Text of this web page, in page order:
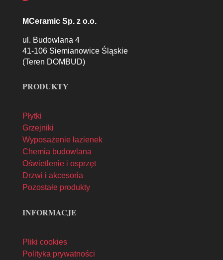
MCeramic Sp. z o.o.
ul. Budowlana 4
41-106 Siemianowice Śląskie
(Teren DOMBUD)
PRODUKTY
Płytki
Grzejniki
Wyposażenie łazienek
Chemia budowlana
Oświetlenie i osprzęt
Drzwi i akcesoria
Pozostałe produkty
INFORMACJE
Pliki cookies
Polityka prywatności